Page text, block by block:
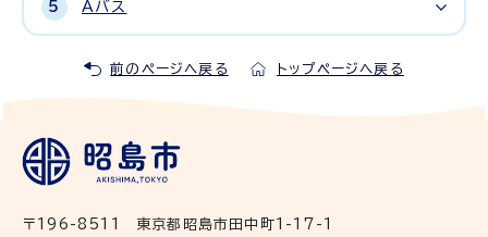
Aバス
前のページへ戻る トップページへ戻る
〒196-8511 東京都昭島市田中町1-17-1